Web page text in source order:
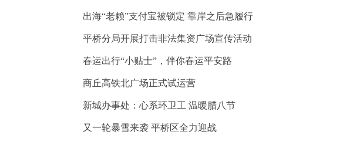
出海“老赖”支付宝被锁定 靠岸之后急履行
平桥分局开展打击非法集资广场宣传活动
春运出行“小贴士”，伴你春运平安路
商丘高铁北广场正式试运营
新城办事处：心系环卫工 温暖腊八节
又一轮暴雪来袭 平桥区全力迎战